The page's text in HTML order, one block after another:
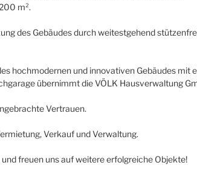
m².
des Gebäudes durch weitestgehend
hochmodernen und innovativen Gebäudes mit
übernimmt die VÖLK Hausverwaltung
Vertrauen.
Verkauf und Verwaltung.
freuen uns auf weitere erfolgreiche Objekte!